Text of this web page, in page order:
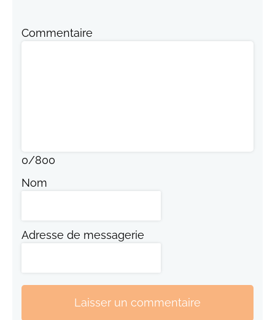
Commentaire
0/800
Nom
Adresse de messagerie
Laisser un commentaire